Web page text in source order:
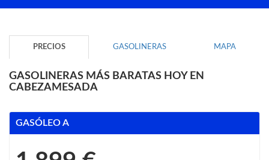
PRECIOS GASOLINERAS MAPA
GASOLINERAS MÁS BARATAS HOY EN
CABEZAMESADA
GASÓLEO A